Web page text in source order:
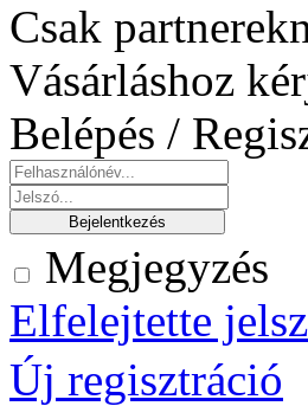
Csak
Vásárláshoz
Belépés /
Megjegyzés
Elfelejtette
Új regisztráció